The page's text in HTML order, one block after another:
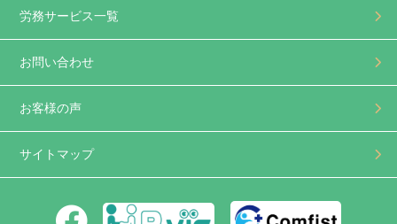
労務サービス一覧
お問い合わせ
お客様の声
サイトマップ